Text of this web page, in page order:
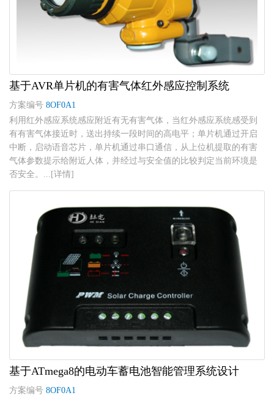
基于AVR单片机的有害气体红外感应控制系统
方案编号 8OF0A1
利用红外感应系统感应附近有无有害气体，当红外感应系统感受到
有有害气体接近时，送出持续一段时间的高电平；单片机通过开启
中断，启动语音芯片，单片机通过串口通信，从上位机提取的有害
气体参数提示给附近人体，并经过与安全值的比较判定当前环境是
否安全。...[详情]
基于ATmega8的电动车蓄电池智能管理系统设计
方案编号 8OF0A1